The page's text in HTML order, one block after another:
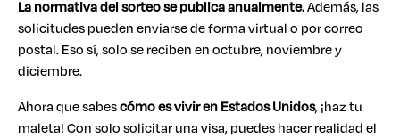
La normativa del sorteo se publica anualmente.Además, las
solicitudes pueden enviarse de forma virtual o por correo
postal. Eso sí, solo se reciben en octubre, noviembre y
diciembre.
Ahora que sabescómo es vivir en Estados Unidos, ¡haz tu
maleta! Con solo solicitar una visa, puedes hacer realidad el